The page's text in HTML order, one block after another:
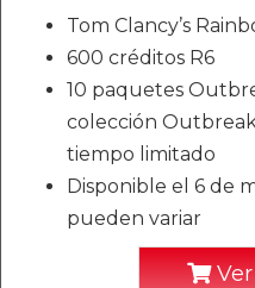
Tom Clancy’s
600 créditos R6
10 paquetes
colección
tiempo limitado
Disponible el 6 de
pueden variar
Ver